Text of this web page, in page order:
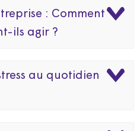
: Comment
ils agir ?
au quotidien